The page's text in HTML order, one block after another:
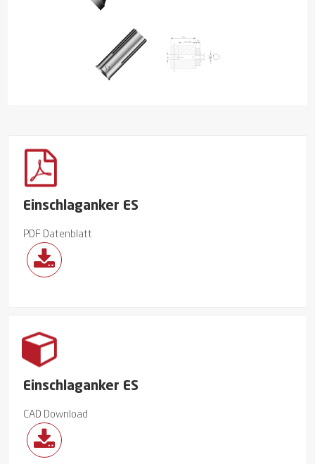
Einschlaganker ES
PDF Datenblatt
Einschlaganker ES
CAD Download